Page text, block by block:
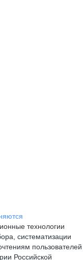
технологии
систематизации
пользователей
Российской